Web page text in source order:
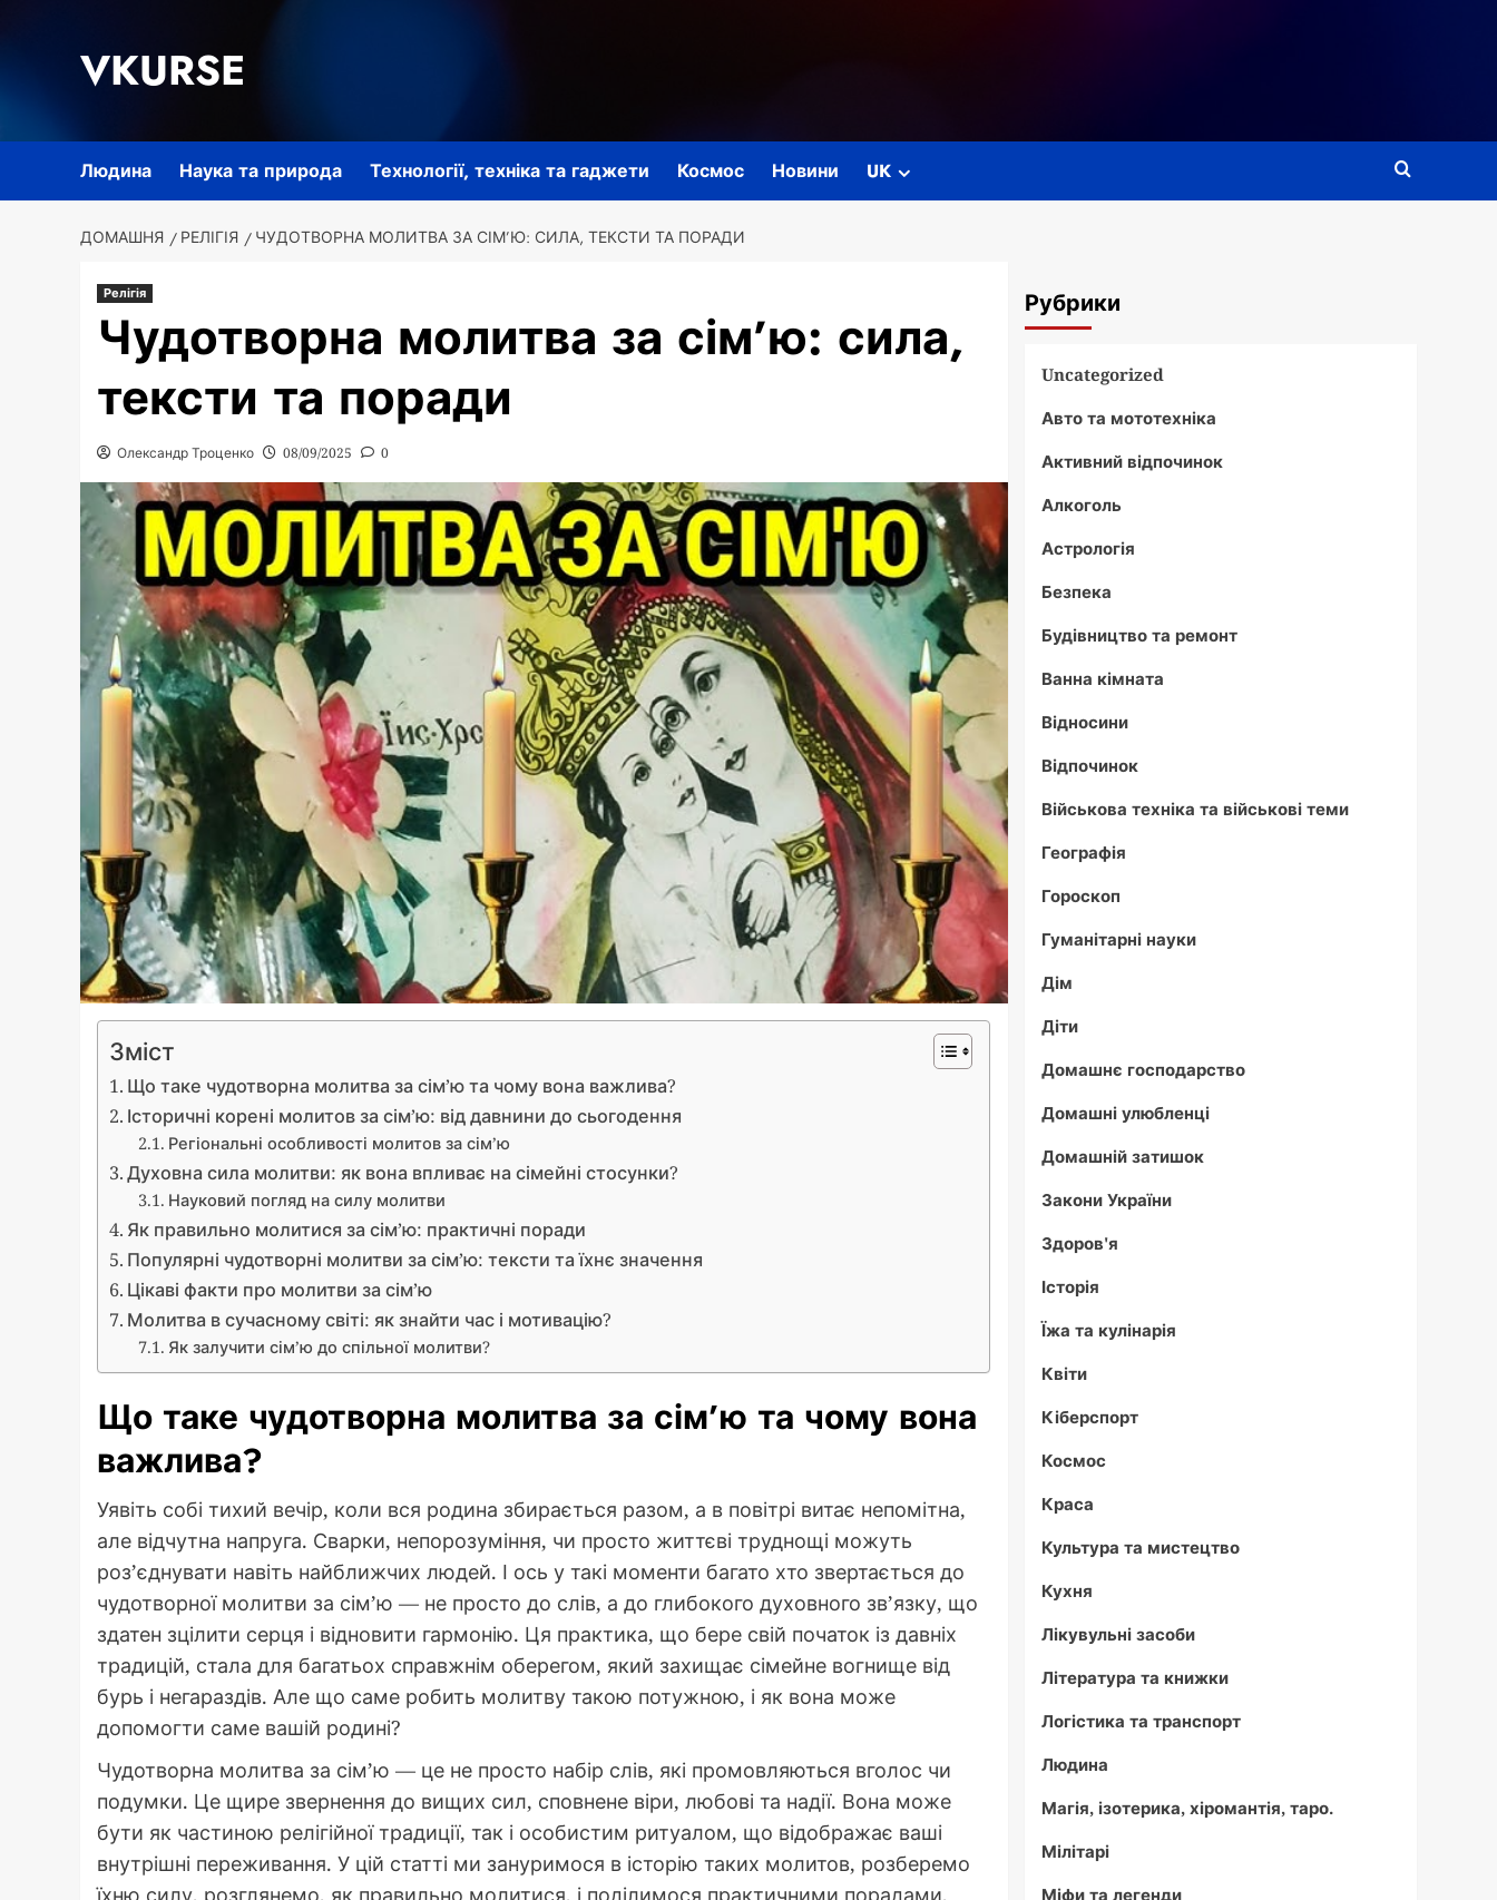
VKURSE
Людина Наука та природа Технології, техніка та гаджети Космос Новини UK
ДОМАШНЯ РЕЛІГІЯ ЧУДОТВОРНА МОЛИТВА ЗА СІМ’Ю: СИЛА, ТЕКСТИ ТА ПОРАДИ
Релігія
Чудотворна молитва за сім’ю: сила,
тексти та поради
Олександр Троценко 08/09/2025 0
Зміст
Що таке чудотворна молитва за сім’ю та чому вона важлива?
Історичні корені молитов за сім’ю: від давнини до сьогодення
Регіональні особливості молитов за сім’ю
Духовна сила молитви: як вона впливає на сімейні стосунки?
Науковий погляд на силу молитви
Як правильно молитися за сім’ю: практичні поради
Популярні чудотворні молитви за сім’ю: тексти та їхнє значення
Цікаві факти про молитви за сім’ю
Молитва в сучасному світі: як знайти час і мотивацію?
Як залучити сім’ю до спільної молитви?
Що таке чудотворна молитва за сім’ю та чому вона
важлива?
Уявіть собі тихий вечір, коли вся родина збирається разом, а в повітрі витає непомітна,
але відчутна напруга. Сварки, непорозуміння, чи просто життєві труднощі можуть
роз’єднувати навіть найближчих людей. І ось у такі моменти багато хто звертається до
чудотворної молитви за сім’ю — не просто до слів, а до глибокого духовного зв’язку, що
здатен зцілити серця і відновити гармонію. Ця практика, що бере свій початок із давніх
традицій, стала для багатьох справжнім оберегом, який захищає сімейне вогнище від
бурь і негараздів. Але що саме робить молитву такою потужною, і як вона може
допомогти саме вашій родині?
Чудотворна молитва за сім’ю — це не просто набір слів, які промовляються вголос чи
подумки. Це щире звернення до вищих сил, сповнене віри, любові та надії. Вона може
бути як частиною релігійної традиції, так і особистим ритуалом, що відображає ваші
внутрішні переживання. У цій статті ми зануримося в історію таких молитов, розберемо
Рубрики
Uncategorized
Авто та мототехніка
Активний відпочинок
Алкоголь
Астрологія
Безпека
Будівництво та ремонт
Ванна кімната
Відносини
Відпочинок
Військова техніка та військові теми
Географія
Гороскоп
Гуманітарні науки
Дім
Діти
Домашнє господарство
Домашні улюбленці
Домашній затишок
Закони України
Здоров'я
Історія
Їжа та кулінарія
Квіти
Кіберспорт
Космос
Краса
Культура та мистецтво
Кухня
Лікувульні засоби
Література та книжки
Логістика та транспорт
Людина
Магія, ізотерика, хіромантія, таро.
Мілітарі
Міфи та легенди